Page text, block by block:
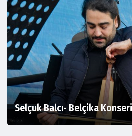
Selçuk Balcı- Belçika Konseri